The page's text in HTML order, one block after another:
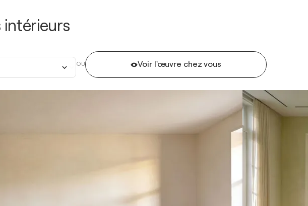
intérieurs
OU Voir l'œuvre chez vous